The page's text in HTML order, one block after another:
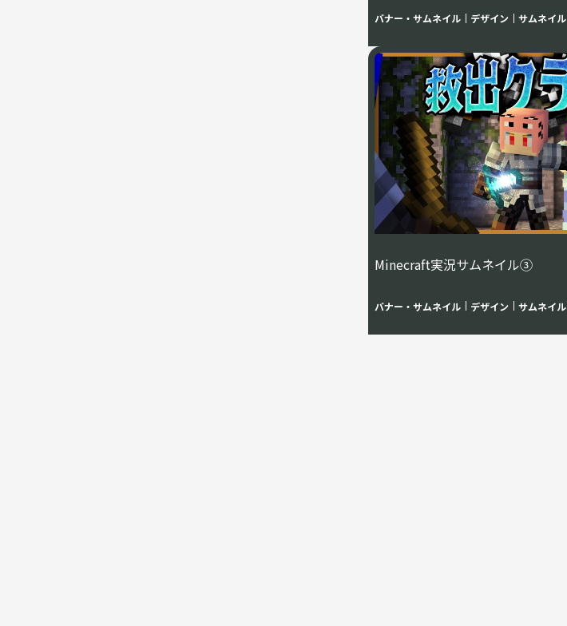
バナー・サムネイル デザイン サムネイル
Minecraft実況サムネイル③
バナー・サムネイル デザイン サムネイル